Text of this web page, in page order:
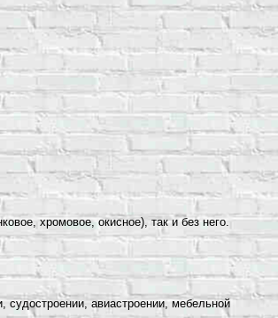
хромовое, окисное), так и без него.
авиастроении, мебельной